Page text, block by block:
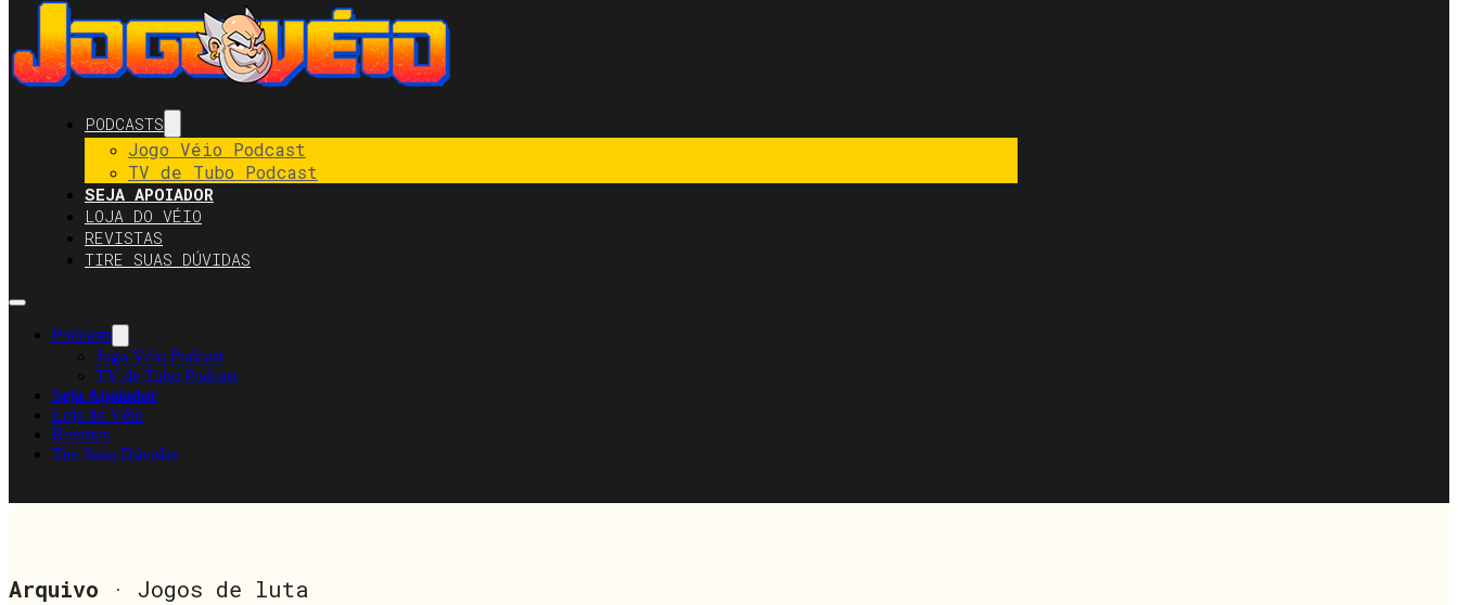
PODCASTS
Jogo Véio Podcast
TV de Tubo Podcast
SEJA APOIADOR
LOJA DO VÉIO
REVISTAS
TIRE SUAS DÚVIDAS
Podcasts
Jogo Véio Podcast
TV de Tubo Podcast
Seja Apoiador
Loja do Véio
Revistas
Tire Suas Dúvidas
Arquivo · Jogos de luta